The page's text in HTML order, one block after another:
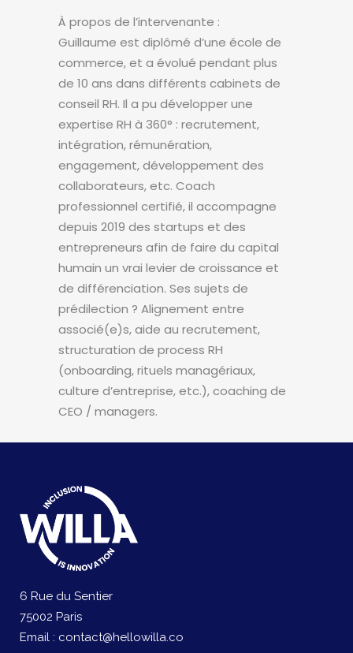
À propos de l’intervenante :
Guillaume est diplômé d’une école de
commerce, et a évolué pendant plus
de 10 ans dans différents cabinets de
conseil RH. Il a pu développer une
expertise RH à 360° : recrutement,
intégration, rémunération,
engagement, développement des
collaborateurs, etc. Coach
professionnel certifié, il accompagne
depuis 2019 des startups et des
entrepreneurs afin de faire du capital
humain un vrai levier de croissance et
de différenciation. Ses sujets de
prédilection ? Alignement entre
associé(e)s, aide au recrutement,
structuration de process RH
(onboarding, rituels managériaux,
culture d’entreprise, etc.), coaching de
CEO / managers.
6 Rue du Sentier
75002 Paris
Email : contact@hellowilla.co